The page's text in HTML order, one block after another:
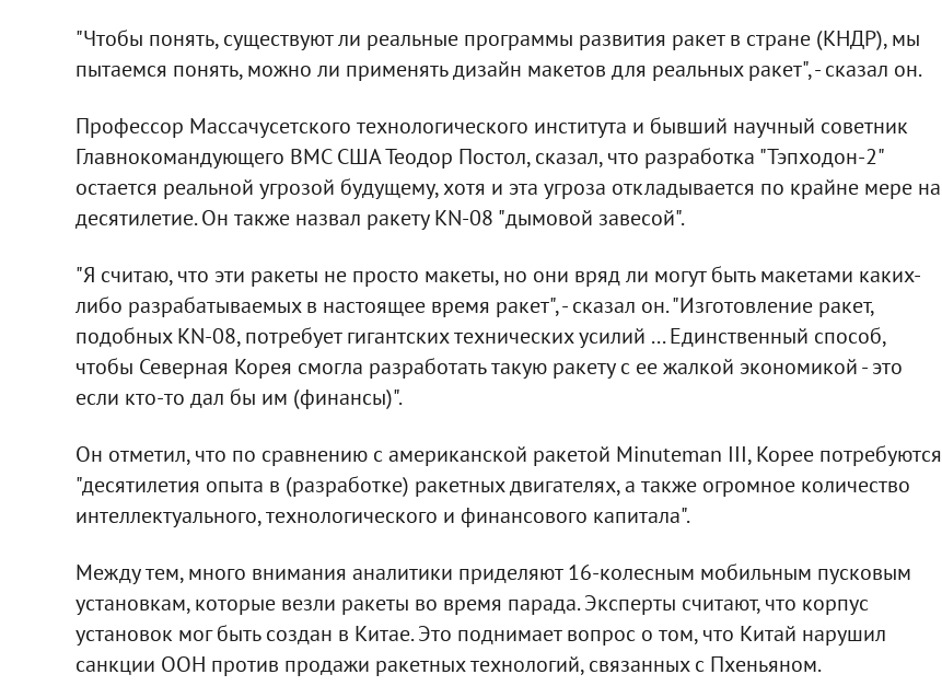
"Чтобы понять, существуют ли реальные программы развития ракет в стране (КНДР), мы
пытаемся понять, можно ли применять дизайн макетов для реальных ракет", - сказал он.
Профессор Массачусетского технологического института и бывший научный советник
Главнокомандующего ВМС США Теодор Постол, сказал, что разработка "Тэпходон-2"
остается реальной угрозой будущему, хотя и эта угроза откладывается по крайне мере на
десятилетие. Он также назвал ракету KN-08 "дымовой завесой".
"Я считаю, что эти ракеты не просто макеты, но они вряд ли могут быть макетами каких-
либо разрабатываемых в настоящее время ракет", - сказал он. "Изготовление ракет,
подобных KN-08, потребует гигантских технических усилий ... Единственный способ,
чтобы Северная Корея смогла разработать такую ракету с ее жалкой экономикой - это
если кто-то дал бы им (финансы)".
Он отметил, что по сравнению с американской ракетой Minuteman III, Корее потребуются
"десятилетия опыта в (разработке) ракетных двигателях, а также огромное количество
интеллектуального, технологического и финансового капитала".
Между тем, много внимания аналитики приделяют 16-колесным мобильным пусковым
установкам, которые везли ракеты во время парада. Эксперты считают, что корпус
установок мог быть создан в Китае. Это поднимает вопрос о том, что Китай нарушил
санкции ООН против продажи ракетных технологий, связанных с Пхеньяном.